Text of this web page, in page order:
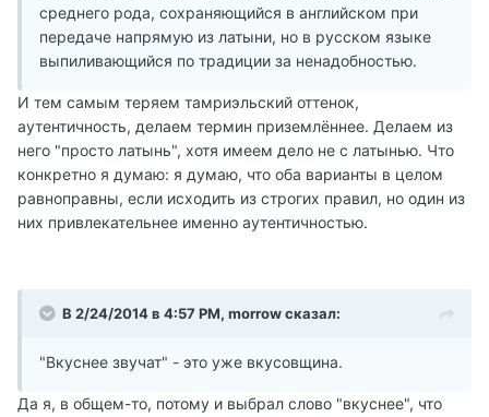
среднего рода, сохраняющийся в английском при
передаче напрямую из латыни, но в русском языке
выпиливающийся по традиции за ненадобностью.
И тем самым теряем тамриэльский оттенок,
аутентичность, делаем термин приземлённее. Делаем из
него "просто латынь", хотя имеем дело не с латынью. Что
конкретно я думаю: я думаю, что оба варианты в целом
равноправны, если исходить из строгих правил, но один из
них привлекательнее именно аутентичностью.
В 2/24/2014 в 4:57 PM, morrow сказал:
"Вкуснее звучат" - это уже вкусовщина.
Да я, в общем-то, потому и выбрал слово "вкуснее", что